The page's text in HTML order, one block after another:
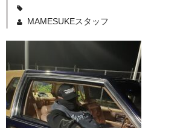
新商品
Tシャツ
ロングTシャツ
MAMESUKEスタッフ